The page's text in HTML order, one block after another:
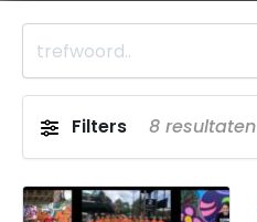
Filters 8 resultaten